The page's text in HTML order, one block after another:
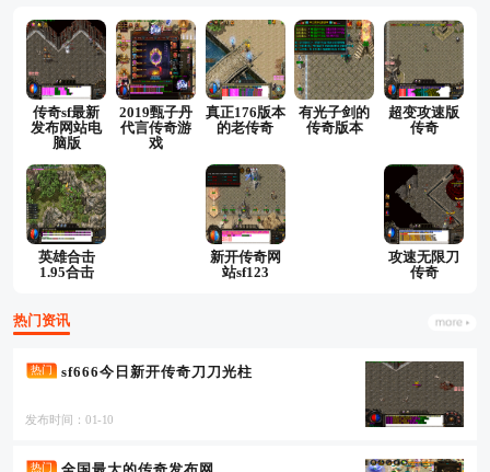
传奇sf最新
发布网站电
脑版
2019甄子丹
代言传奇游
戏
真正176版本
的老传奇
有光子剑的
传奇版本
超变攻速版
传奇
英雄合击
1.95合击
新开传奇网
站sf123
攻速无限刀
传奇
热门资讯
热门 sf666今日新开传奇刀刀光柱
发布时间：01-10
热门